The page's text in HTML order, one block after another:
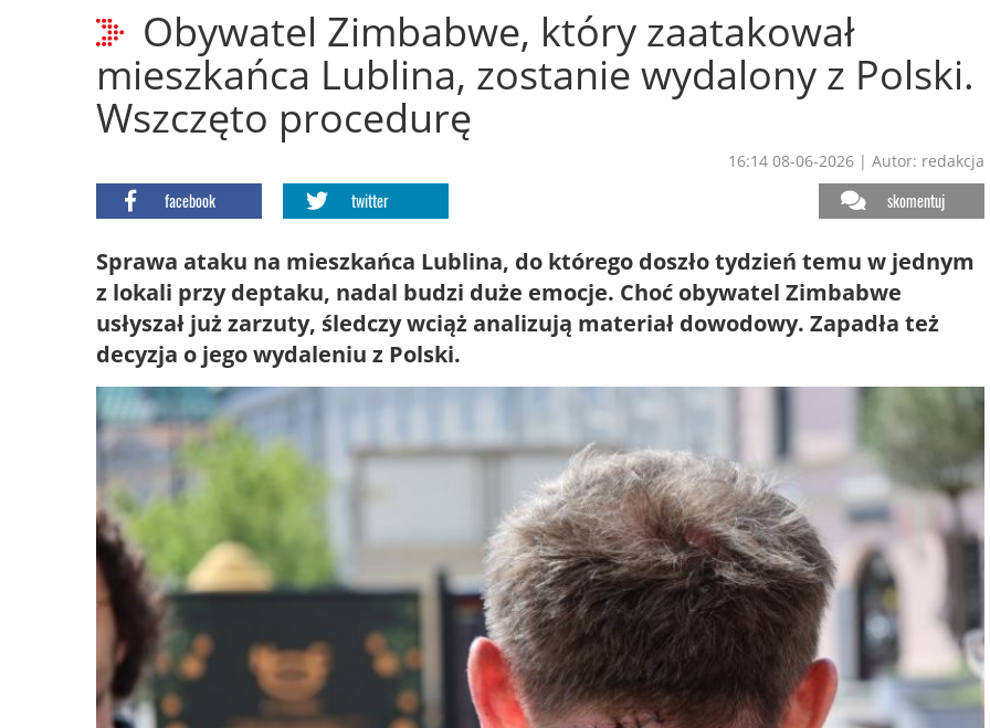
Obywatel Zimbabwe, który zaatakował
mieszkańca Lublina, zostanie wydalony z Polski.
Wszczęto procedurę
16:14 08-06-2026 | Autor: redakcja
facebook twitter skomentuj
Sprawa ataku na mieszkańca Lublina, do którego doszło tydzień temu w jednym
z lokali przy deptaku, nadal budzi duże emocje. Choć obywatel Zimbabwe
usłyszał już zarzuty, śledczy wciąż analizują materiał dowodowy. Zapadła też
decyzja o jego wydaleniu z Polski.